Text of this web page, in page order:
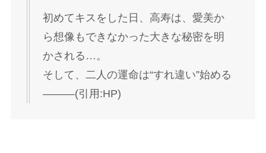
初めてキスをした日、高寿は、愛美か
ら想像もできなかった大きな秘密を明
かされる…。
そして、二人の運命は“すれ違い”始める
―――(引用:HP)